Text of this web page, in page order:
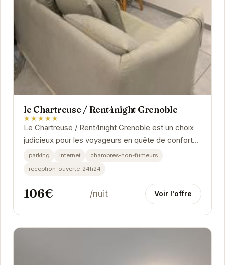
le Chartreuse / Rent4night Grenoble
★★★★★
Le Chartreuse / Rent4night Grenoble est un choix
judicieux pour les voyageurs en quête de confort
et de praticité à Grenoble. Ses équipements...
parking internet
chambres-non-fumeurs
reception-ouverte-24h24
106€ /nuit Voir l'offre